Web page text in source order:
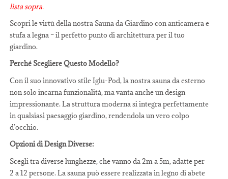
lista sopra.
Scopri le virtù della nostra Sauna da Giardino con anticamera e
stufa a legna – il perfetto punto di architettura per il tuo
giardino.
Perché Scegliere Questo Modello?
Con il suo innovativo stile Iglu-Pod, la nostra sauna da esterno
non solo incarna funzionalità, ma vanta anche un design
impressionante. La struttura moderna si integra perfettamente
in qualsiasi paesaggio giardino, rendendola un vero colpo
d’occhio.
Opzioni di Design Diverse:
Scegli tra diverse lunghezze, che vanno da 2m a 5m, adatte per
2 a 12 persone. La sauna può essere realizzata in legno di abete